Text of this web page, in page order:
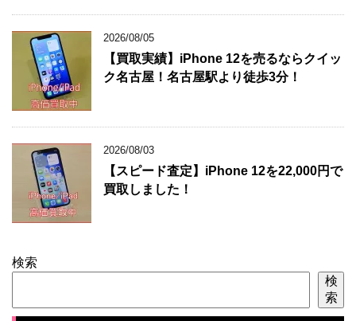
2026/08/05
【買取実績】iPhone 12を売るならクイッ
ク名古屋！名古屋駅より徒歩3分！
2026/08/03
【スピード査定】iPhone 12を22,000円で
買取しました！
検索
検
索